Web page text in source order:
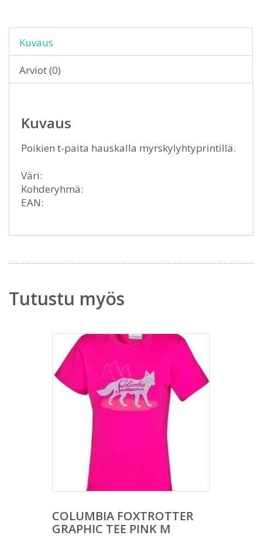
Kuvaus
Arviot (0)
Kuvaus
Poikien t-paita hauskalla myrskylyhtyprintillä.
Väri:
Kohderyhmä:
EAN:
Tutustu myös
COLUMBIA FOXTROTTER
GRAPHIC TEE PINK M